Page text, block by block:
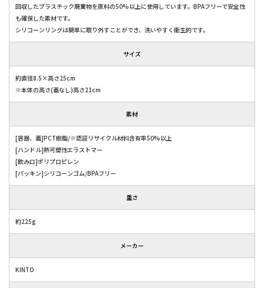
回収したプラスチック廃棄物を原料の50%以上に使用しています。BPAフリーで安全性
も確保した素材です。
シリコーンリングは簡単に取り外すことができ、洗いやすく衛生的です。
サイズ
約直径8.5×高さ25cm
※本体の高さ(蓋なし)高さ21cm
素材
[容器、蓋]PCT樹脂/※認証リサイクル材料含有率50%以上
[ハンドル]熱可塑性エラストマー
[飲み口]ポリプロピレン
[パッキン]シリコーンゴム/BPAフリー
重さ
約225g
メーカー
KINTO